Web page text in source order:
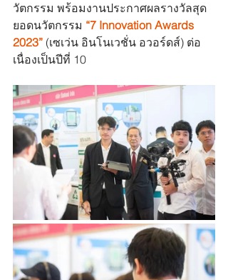
วัตกรรม พร้อมงานประกาศผลรางวัลสุด
ยอดนวัตกรรม “7 Innovation Awards
2023” (เซเว่น อินโนเวชั่น อวอร์ดส์) ต่อ
เนื่องเป็นปีที่ 10